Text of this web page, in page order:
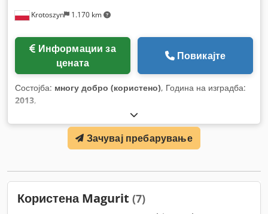
Krotoszyn 1.170 km
цената
Повикајте
Состојба: многу добро (користено), Година на изградба:
2013,
Зачувај пребарување
Користена Magurit (7)